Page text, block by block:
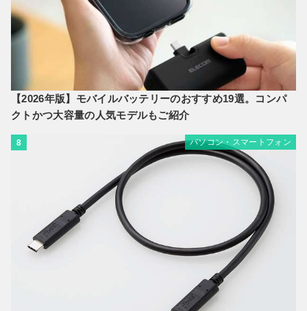
【2026年版】モバイルバッテリーのおすすめ19選。コンパ
クトかつ大容量の人気モデルもご紹介
8 パソコン・スマートフォン